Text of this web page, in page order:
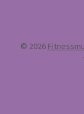
© 2026